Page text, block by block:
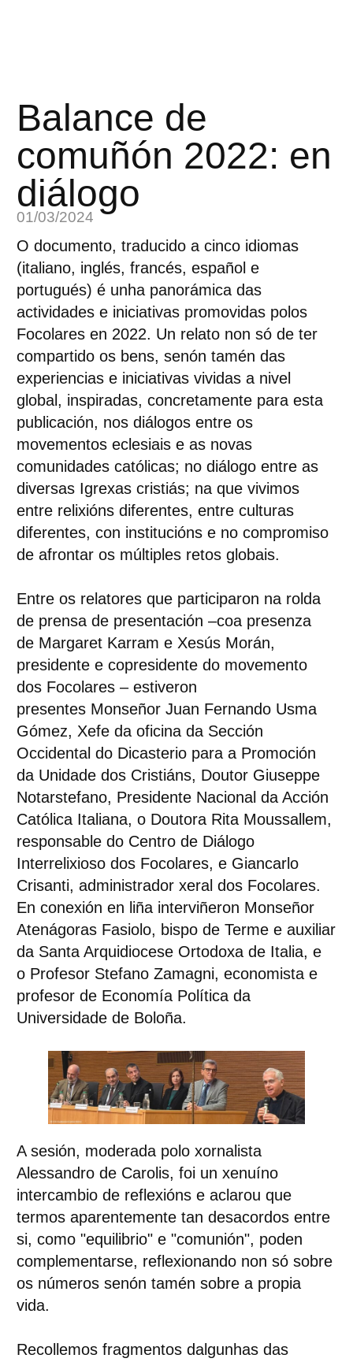
Balance de
comuñón 2022: en
diálogo
01/03/2024
O documento, traducido a cinco idiomas
(italiano, inglés, francés, español e
portugués) é unha panorámica das
actividades e iniciativas promovidas polos
Focolares en 2022. Un relato non só de ter
compartido os bens, senón tamén das
experiencias e iniciativas vividas a nivel
global, inspiradas, concretamente para esta
publicación, nos diálogos entre os
movementos eclesiais e as novas
comunidades católicas; no diálogo entre as
diversas Igrexas cristiás; na que vivimos
entre relixións diferentes, entre culturas
diferentes, con institucións e no compromiso
de afrontar os múltiples retos globais.
Entre os relatores que participaron na rolda
de prensa de presentación –coa presenza
de Margaret Karram e Xesús Morán,
presidente e copresidente do movemento
dos Focolares – estiveron
presentes Monseñor Juan Fernando Usma
Gómez, Xefe da oficina da Sección
Occidental do Dicasterio para a Promoción
da Unidade dos Cristiáns, Doutor Giuseppe
Notarstefano, Presidente Nacional da Acción
Católica Italiana, o Doutora Rita Moussallem,
responsable do Centro de Diálogo
Interrelixioso dos Focolares, e Giancarlo
Crisanti, administrador xeral dos Focolares.
En conexión en liña interviñeron Monseñor
Atenágoras Fasiolo, bispo de Terme e auxiliar
da Santa Arquidiocese Ortodoxa de Italia, e
o Profesor Stefano Zamagni, economista e
profesor de Economía Política da
Universidade de Boloña.
A sesión, moderada polo xornalista
Alessandro de Carolis, foi un xenuíno
intercambio de reflexións e aclarou que
termos aparentemente tan desacordos entre
si, como "equilibrio" e "comunión", poden
complementarse, reflexionando non só sobre
os números senón tamén sobre a propia
vida.
Recollemos fragmentos dalgunhas das